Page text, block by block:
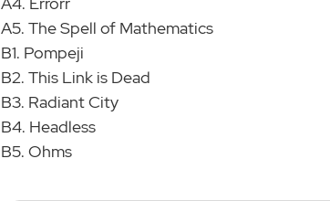
A5. The Spell of Mathematics
B1. Pompeji
B2. This Link is Dead
B3. Radiant City
B4. Headless
B5. Ohms